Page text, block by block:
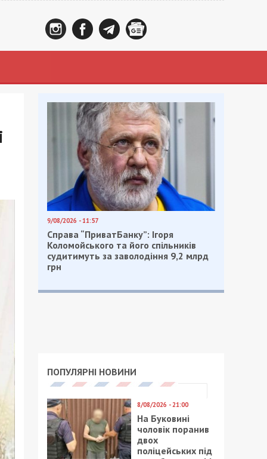
9/08/2026 - 11:57
Справа “ПриватБанку”: Ігоря
Коломойського та його спільників
судитимуть за заволодіння 9,2 млрд
грн
ПОПУЛЯРНІ НОВИНИ
8/08/2026 - 21:00
На Буковині
чоловік поранив
двох
поліцейських під